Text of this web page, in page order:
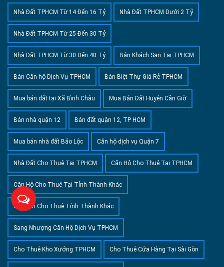
Nhà Đất TPHCM Từ 14 Đến 16 Tỷ Nhà Đất TPHCM Dưới 2 Tỷ
Nhà Đất TPHCM Từ 25 Đến 30 Tỷ
Nhà Đất TPHCM Từ 30 Đến 40 Tỷ Bán Khách Sạn Tại TPHCM
Bán Căn hộ Dịch Vụ TPHCM Bán Biệt Thự Giá Rẻ TPHCM
Mua bán đất tại Xã Bình Châu Mua Bán Đất Huyện Cần Giờ
Bán nhà quận 12 Bán đất quận 12, TP HCM
Mua bán nhà đất Bảo Lộc Căn hộ dịch vụ Quận 7
Nhà Đất Cho Thuê Tại TPHCM Căn Hộ Cho Thuê Tại TPHCM
Căn Hộ Cho Thuê Tại Tỉnh Thành Khác
Nhà Đất Cho Thuê Tỉnh Thành Khác
Sang Nhượng Căn Hộ Dịch Vụ TPHCM
Cho Thuê Kho Xưởng TPHCM Cho Thuê Cửa Hàng Tại Sài Gòn